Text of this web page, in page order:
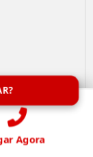
Agora